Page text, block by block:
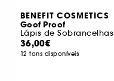
BENEFIT COSMETICS
Goof Proof
Lápis de Sobrancelhas
36,00€
12 tons disponíveis